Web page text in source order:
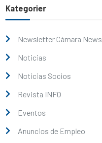
Kategorier
Newsletter Cámara News
Noticias
Noticias Socios
Revista INFO
Eventos
Anuncios de Empleo